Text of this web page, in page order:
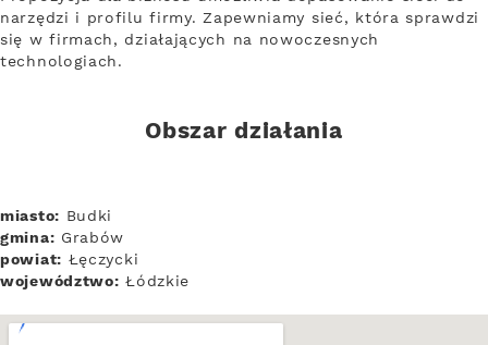
narzędzi i profilu firmy. Zapewniamy sieć, która sprawdzi
się w firmach, działających na nowoczesnych
technologiach.
Obszar działania
miasto: Budki
gmina: Grabów
powiat: Łęczycki
województwo: Łódzkie